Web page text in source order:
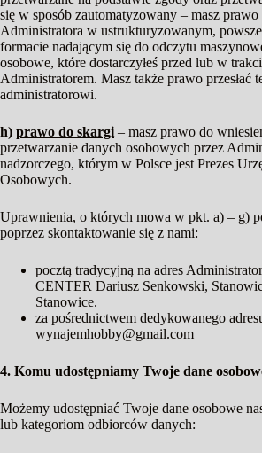
się w sposób zautomatyzowany – masz
Administratora w ustrukturyzowanym,
formacie nadającym się do odczytu
osobowe, które dostarczyłeś przed lub w
Administratorem. Masz także prawo przesłać
administratorowi.
h) prawo do skargi – masz prawo do
przetwarzanie danych osobowych przez
nadzorczego, którym w Polsce jest Prezes
Osobowych.
Uprawnienia, o których mowa w pkt. a) – g)
poprzez skontaktowanie się z nami:
pocztą tradycyjną na adres
CENTER Dariusz Senkowski,
Stanowice.
za pośrednictwem dedykowanego
wynajemhobby@gmail.com
4. Komu udostępniamy Twoje dane
Możemy udostępniać Twoje dane osobowe
lub kategoriom odbiorców danych: